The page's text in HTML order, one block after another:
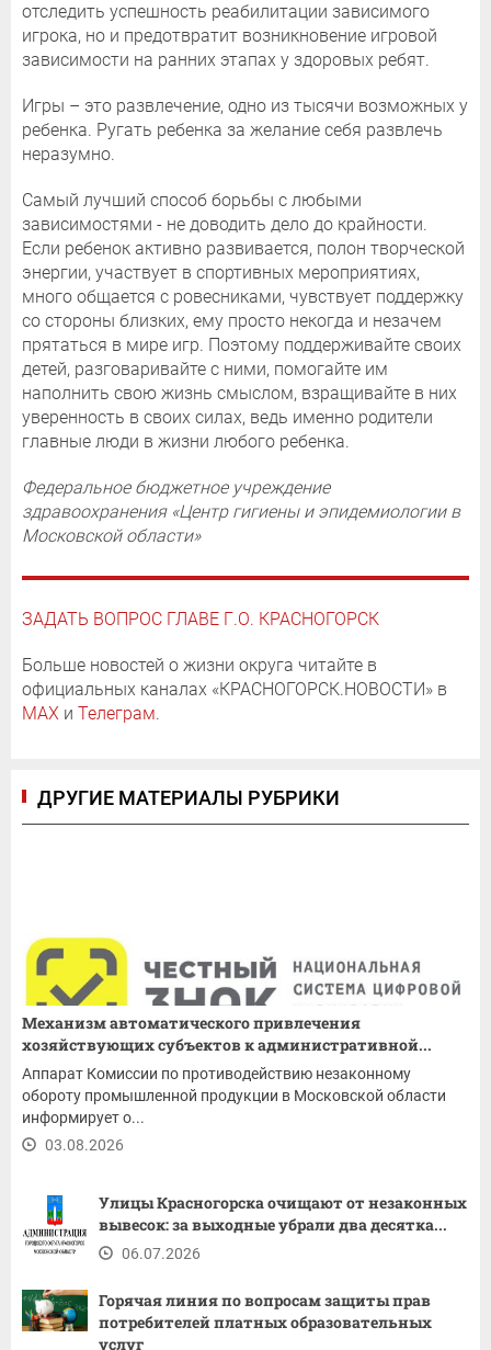
отследить успешность реабилитации зависимого
игрока, но и предотвратит возникновение игровой
зависимости на ранних этапах у здоровых ребят.
Игры – это развлечение, одно из тысячи возможных у
ребенка. Ругать ребенка за желание себя развлечь
неразумно.
Самый лучший способ борьбы с любыми
зависимостями - не доводить дело до крайности.
Если ребенок активно развивается, полон творческой
энергии, участвует в спортивных мероприятиях,
много общается с ровесниками, чувствует поддержку
со стороны близких, ему просто некогда и незачем
прятаться в мире игр. Поэтому поддерживайте своих
детей, разговаривайте с ними, помогайте им
наполнить свою жизнь смыслом, взращивайте в них
уверенность в своих силах, ведь именно родители
главные люди в жизни любого ребенка.
Федеральное бюджетное учреждение
здравоохранения «Центр гигиены и эпидемиологии в
Московской области»
ЗАДАТЬ ВОПРОС ГЛАВЕ Г.О. КРАСНОГОРСК
Больше новостей о жизни округа читайте в
официальных каналах «КРАСНОГОРСК.НОВОСТИ» в
MAX и Телеграм.
ДРУГИЕ МАТЕРИАЛЫ РУБРИКИ
Механизм автоматического привлечения
хозяйствующих субъектов к административной...
Аппарат Комиссии по противодействию незаконному
обороту промышленной продукции в Московской области
информирует о...
03.08.2026
Улицы Красногорска очищают от незаконных
вывесок: за выходные убрали два десятка...
06.07.2026
Горячая линия по вопросам защиты прав
потребителей платных образовательных
услуг